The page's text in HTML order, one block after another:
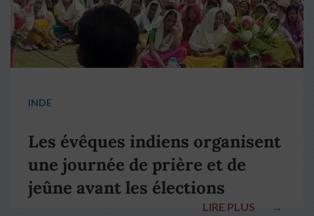
INDE
Les évêques indiens organisent
une journée de prière et de
jeûne avant les élections
LIRE PLUS →